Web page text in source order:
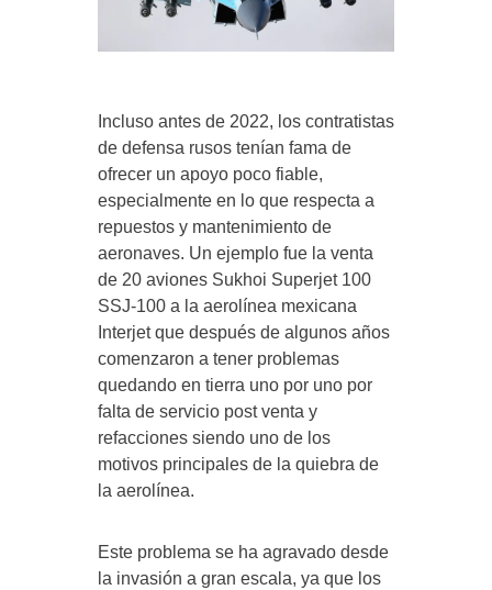
Incluso antes de 2022, los contratistas
de defensa rusos tenían fama de
ofrecer un apoyo poco fiable,
especialmente en lo que respecta a
repuestos y mantenimiento de
aeronaves. Un ejemplo fue la venta
de 20 aviones Sukhoi Superjet 100
SSJ-100 a la aerolínea mexicana
Interjet que después de algunos años
comenzaron a tener problemas
quedando en tierra uno por uno por
falta de servicio post venta y
refacciones siendo uno de los
motivos principales de la quiebra de
la aerolínea.
Este problema se ha agravado desde
la invasión a gran escala, ya que los